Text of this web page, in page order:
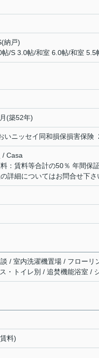
納戸)
帖/S 3.0帖/和室 6.0帖/和室 5.5
(築52年)
いニッセイ同和損保損害保
/ Casa
：賃料等合計の50％ 年間保
詳細についてはお問合せ下さ
/ 室内洗濯機置場 / フロー
・トイレ別 / 追焚機能浴室 /
料)